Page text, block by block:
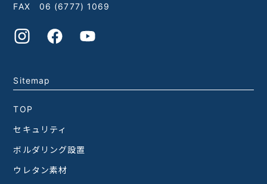
FAX 06 (6777) 1069
Sitemap
TOP
セキュリティ
ボルダリング設置
ウレタン素材